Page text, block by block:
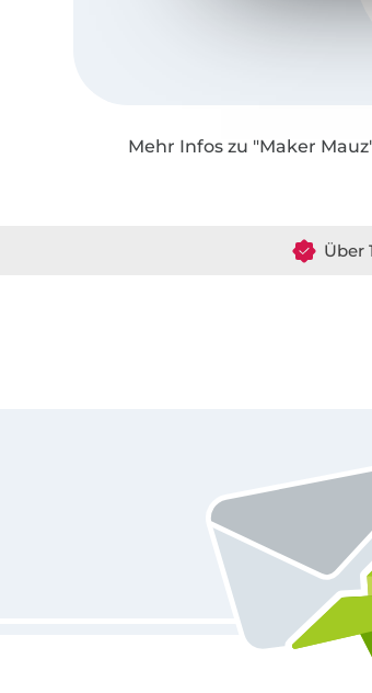
Mehr Infos zu "Maker
Über